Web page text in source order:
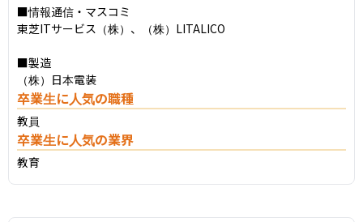
■情報通信・マスコミ
東芝ITサービス（株）、（株）LITALICO
■製造
（株）日本電装
卒業生に人気の職種
教員
卒業生に人気の業界
教育